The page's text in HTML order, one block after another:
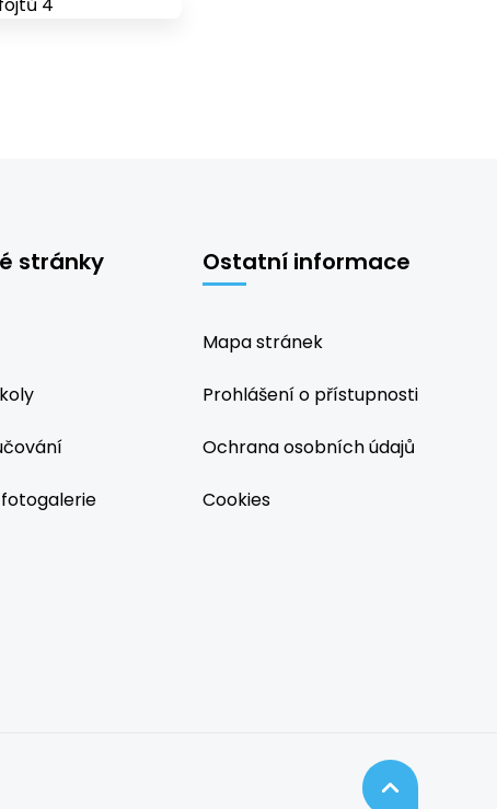
stránky Ostatní informace
Mapa stránek
Prohlášení o přístupnosti
Ochrana osobních údajů
Cookies